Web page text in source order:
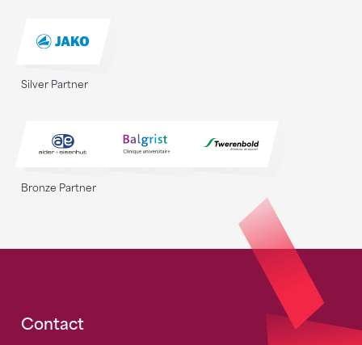
Silver Partner
Bronze Partner
Fusszeile
Contact